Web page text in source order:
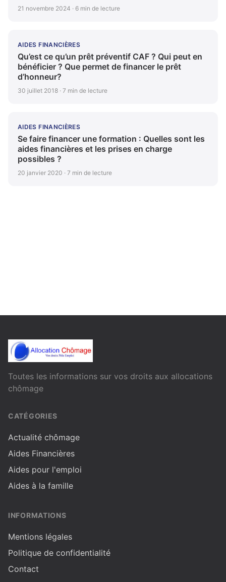
21 novembre 2024 · 6 min de lecture
AIDES FINANCIÈRES
Qu’est ce qu’un prêt préventif CAF ? Qui peut en
bénéficier ? Que permet de financer le prêt
d’honneur?
30 juillet 2018 · 7 min de lecture
AIDES FINANCIÈRES
Se faire financer une formation : Quelles sont les
aides financières et les prises en charge
possibles ?
20 janvier 2020 · 7 min de lecture
Toutes les informations sur vos droits aux allocations
chômage
CATÉGORIES
Actualité chômage
Aides Financières
Aides pour l'emploi
Aides à la famille
INFORMATIONS
Mentions légales
Politique de confidentialité
Contact